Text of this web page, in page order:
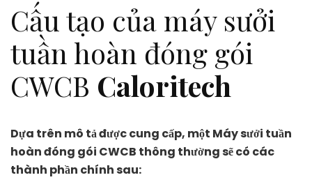
Cấu tạo của máy sưởi
tuần hoàn đóng gói
CWCB Caloritech
Dựa trên mô tả được cung cấp, một Máy sưởi tuần
hoàn đóng gói CWCB thông thường sẽ có các
thành phần chính sau: